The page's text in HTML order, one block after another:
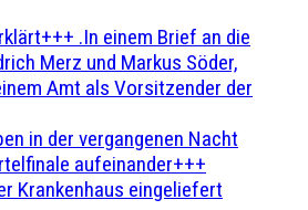
.In einem Brief an die
Merz und Markus Söder,
Amt als Vorsitzender der
in der vergangenen Nacht
aufeinander+++
Krankenhaus eingeliefert